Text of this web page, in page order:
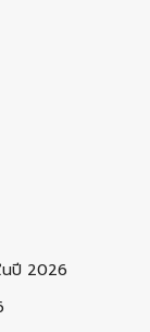
นปี 2026